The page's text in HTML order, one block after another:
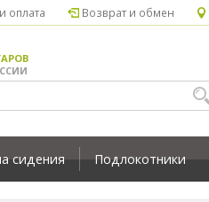
оплата Возврат и обмен
сидения Подлокотники